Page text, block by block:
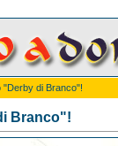
di Branco"!
Branco"!